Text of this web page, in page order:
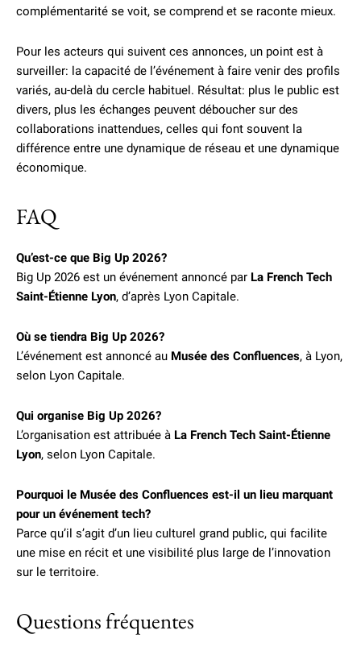
complémentarité se voit, se comprend et se raconte mieux.
Pour les acteurs qui suivent ces annonces, un point est à
surveiller: la capacité de l’événement à faire venir des profils
variés, au-delà du cercle habituel. Résultat: plus le public est
divers, plus les échanges peuvent déboucher sur des
collaborations inattendues, celles qui font souvent la
différence entre une dynamique de réseau et une dynamique
économique.
FAQ
Qu’est-ce que Big Up 2026?
Big Up 2026 est un événement annoncé par La French Tech
Saint-Étienne Lyon, d’après Lyon Capitale.
Où se tiendra Big Up 2026?
L’événement est annoncé au Musée des Confluences, à Lyon,
selon Lyon Capitale.
Qui organise Big Up 2026?
L’organisation est attribuée à La French Tech Saint-Étienne
Lyon, selon Lyon Capitale.
Pourquoi le Musée des Confluences est-il un lieu marquant
pour un événement tech?
Parce qu’il s’agit d’un lieu culturel grand public, qui facilite
une mise en récit et une visibilité plus large de l’innovation
sur le territoire.
Questions fréquentes